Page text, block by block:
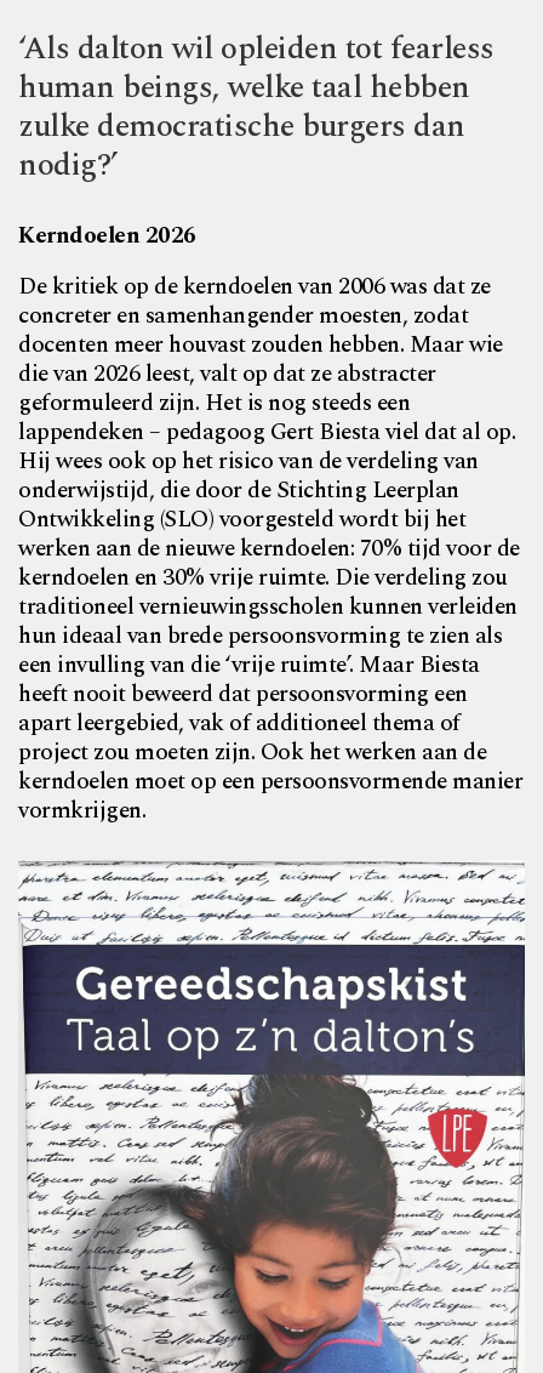
‘Als dalton wil opleiden tot fearless
human beings, welke taal hebben
zulke democratische burgers dan
nodig?’
Kerndoelen 2026
De kritiek op de kerndoelen van 2006 was dat ze
concreter en samenhangender moesten, zodat
docenten meer houvast zouden hebben. Maar wie
die van 2026 leest, valt op dat ze abstracter
geformuleerd zijn. Het is nog steeds een
lappendeken – pedagoog Gert Biesta viel dat al op.
Hij wees ook op het risico van de verdeling van
onderwijstijd, die door de Stichting Leerplan
Ontwikkeling (SLO) voorgesteld wordt bij het
werken aan de nieuwe kerndoelen: 70% tijd voor de
kerndoelen en 30% vrije ruimte. Die verdeling zou
traditioneel vernieuwingsscholen kunnen verleiden
hun ideaal van brede persoonsvorming te zien als
een invulling van die ‘vrije ruimte’. Maar Biesta
heeft nooit beweerd dat persoonsvorming een
apart leergebied, vak of additioneel thema of
project zou moeten zijn. Ook het werken aan de
kerndoelen moet op een persoonsvormende manier
vormkrijgen.